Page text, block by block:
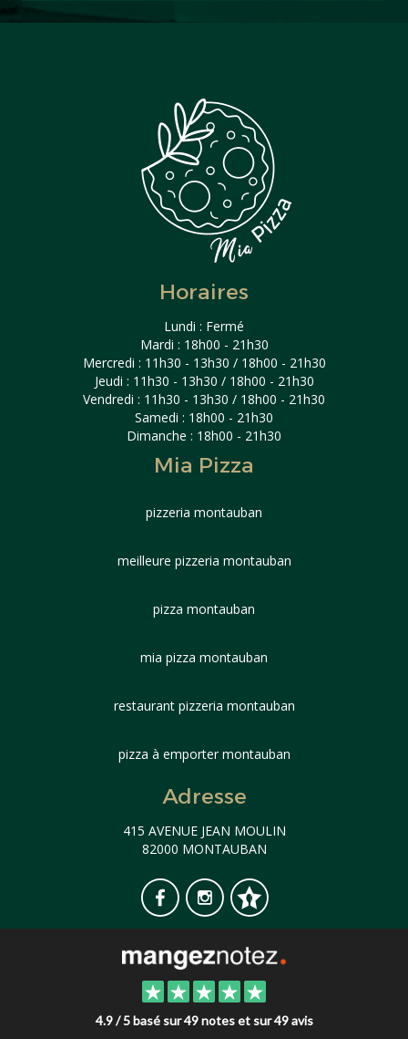
Horaires
Lundi : Fermé
Mardi : 18h00 - 21h30
Mercredi : 11h30 - 13h30 / 18h00 - 21h30
Jeudi : 11h30 - 13h30 / 18h00 - 21h30
Vendredi : 11h30 - 13h30 / 18h00 - 21h30
Samedi : 18h00 - 21h30
Dimanche : 18h00 - 21h30
Mia Pizza
pizzeria montauban
meilleure pizzeria montauban
pizza montauban
mia pizza montauban
restaurant pizzeria montauban
pizza à emporter montauban
Adresse
415 AVENUE JEAN MOULIN
82000 MONTAUBAN
4.9 / 5 basé sur 49 notes et sur 49 avis